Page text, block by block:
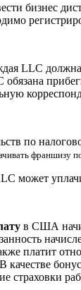
бизнес
LLC должна
по
франшизу
может
в США
платит
качестве
страховки